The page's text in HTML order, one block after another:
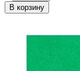
В корзину